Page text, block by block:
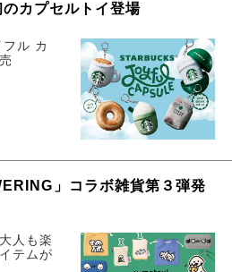
のカプセルトイ登場
フル カ
」コラボ雑貨第３弾発
人も楽
テムが